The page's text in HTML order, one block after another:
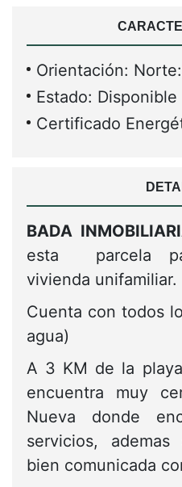
Orientación:
Estado: Disponible
Certificado
BADA
esta parcela
vivienda unifamiliar.
Cuenta con todos
agua)
A 3 KM de la
encuentra muy
Nueva donde
servicios,
bien comunicada